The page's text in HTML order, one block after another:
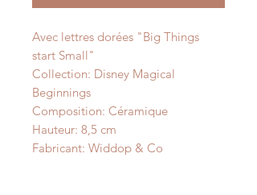
Avec lettres dorées "Big Things
start Small"
Collection: Disney Magical
Beginnings
Composition: Céramique
Hauteur: 8,5 cm
Fabricant: Widdop & Co